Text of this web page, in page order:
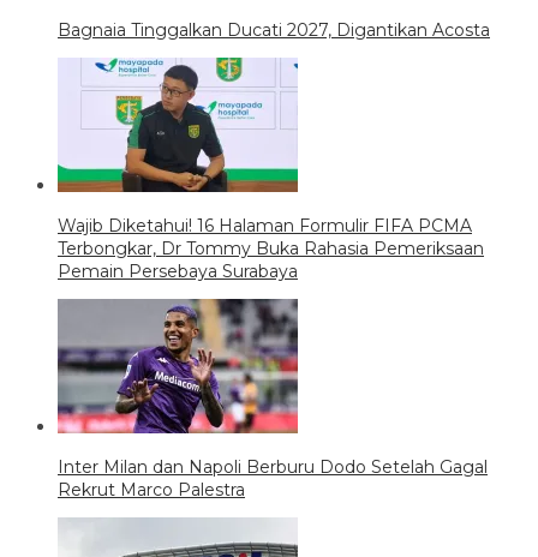
Bagnaia Tinggalkan Ducati 2027, Digantikan Acosta
Wajib Diketahui! 16 Halaman Formulir FIFA PCMA
Terbongkar, Dr Tommy Buka Rahasia Pemeriksaan
Pemain Persebaya Surabaya
Inter Milan dan Napoli Berburu Dodo Setelah Gagal
Rekrut Marco Palestra